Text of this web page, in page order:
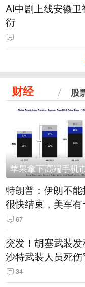
AI中剧上线安徽
衍
财经 股
特朗普：伊朗不
很快结束，美军
张！伊朗公布拟议
67
突发！胡塞武装
沙特武装人员死
性空袭
34